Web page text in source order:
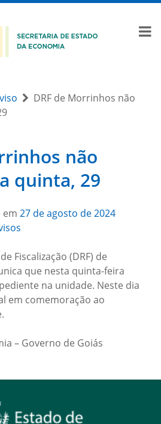
DRF de Morrinhos não
não
quinta, 29
em 27 de agosto de 2024
Fiscalização (DRF) de
que nesta quinta-feira
na unidade. Neste dia
em comemoração ao
– Governo de Goiás